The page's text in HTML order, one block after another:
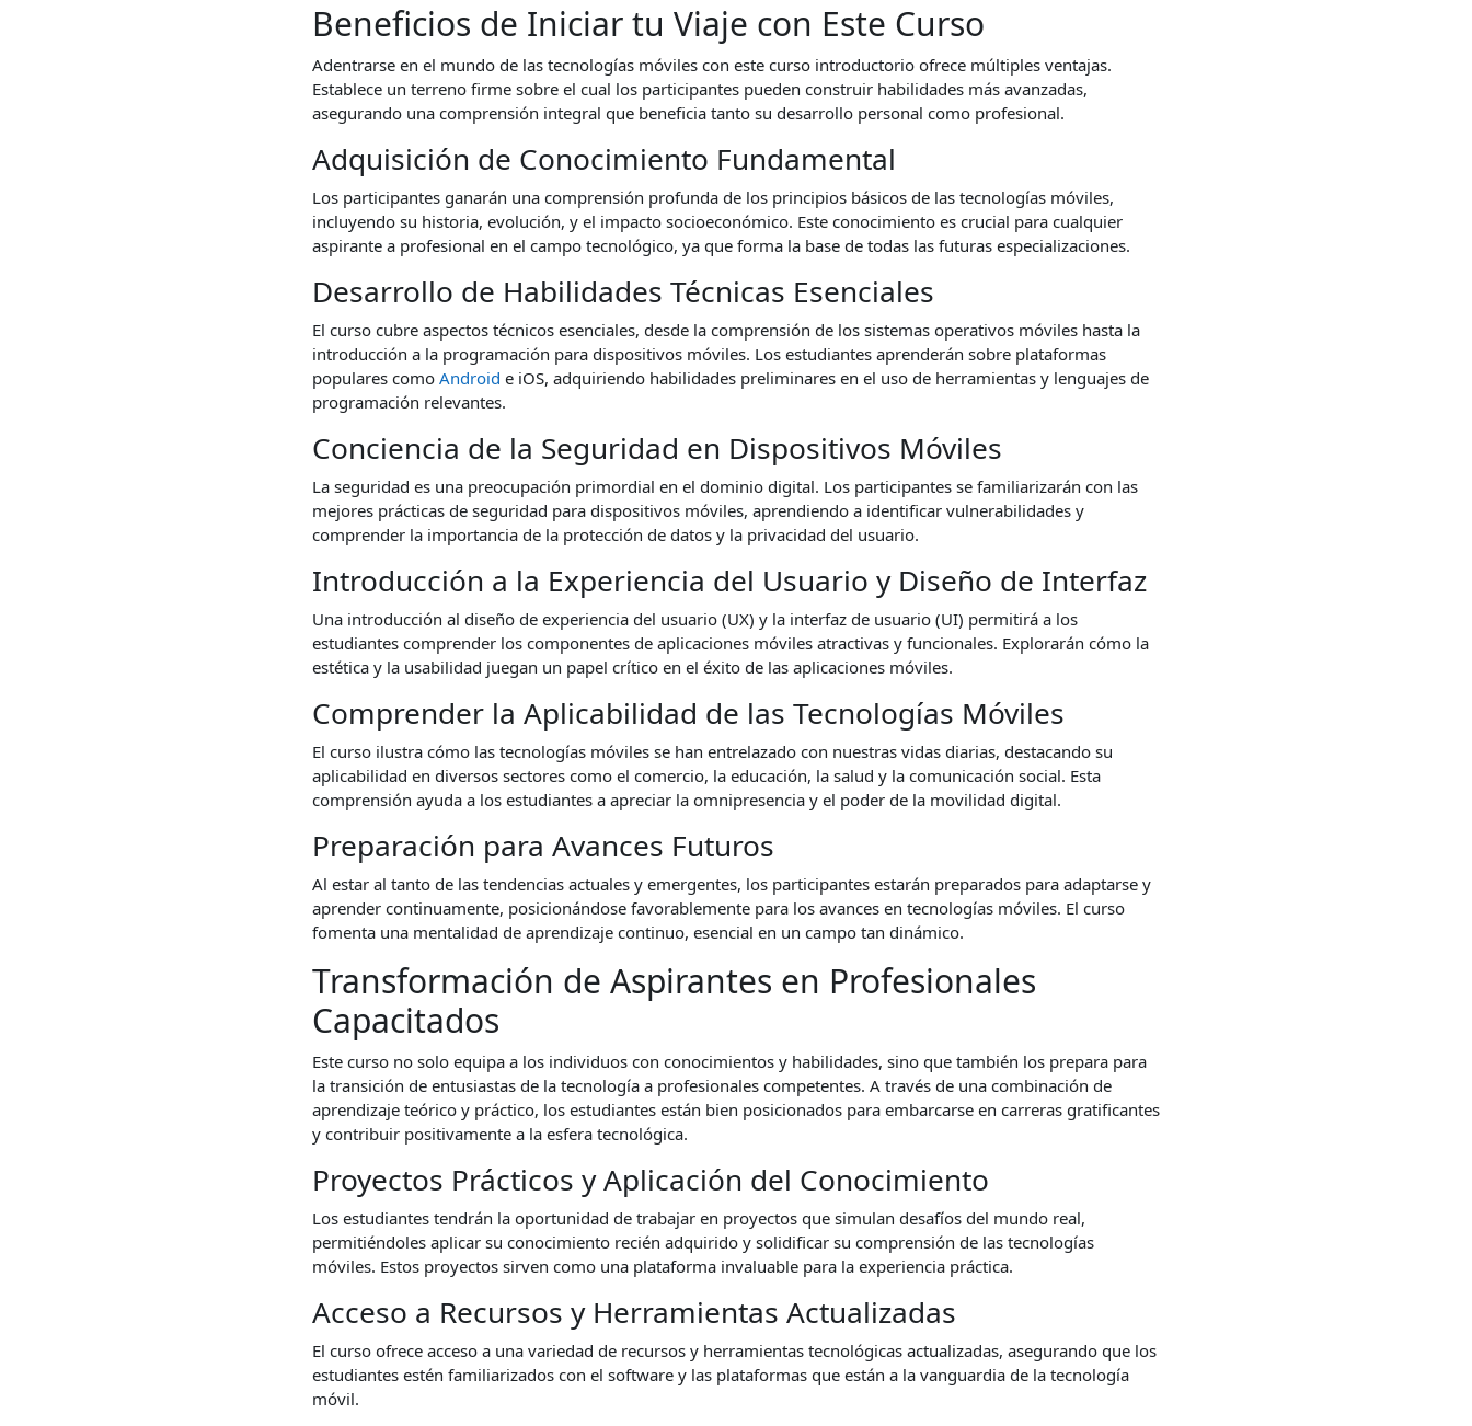
Beneficios de Iniciar tu Viaje con Este Curso
Adentrarse en el mundo de las tecnologías móviles con este curso introductorio ofrece múltiples ventajas.
Establece un terreno firme sobre el cual los participantes pueden construir habilidades más avanzadas,
asegurando una comprensión integral que beneficia tanto su desarrollo personal como profesional.
Adquisición de Conocimiento Fundamental
Los participantes ganarán una comprensión profunda de los principios básicos de las tecnologías móviles,
incluyendo su historia, evolución, y el impacto socioeconómico. Este conocimiento es crucial para cualquier
aspirante a profesional en el campo tecnológico, ya que forma la base de todas las futuras especializaciones.
Desarrollo de Habilidades Técnicas Esenciales
El curso cubre aspectos técnicos esenciales, desde la comprensión de los sistemas operativos móviles hasta la
introducción a la programación para dispositivos móviles. Los estudiantes aprenderán sobre plataformas
populares como Android e iOS, adquiriendo habilidades preliminares en el uso de herramientas y lenguajes de
programación relevantes.
Conciencia de la Seguridad en Dispositivos Móviles
La seguridad es una preocupación primordial en el dominio digital. Los participantes se familiarizarán con las
mejores prácticas de seguridad para dispositivos móviles, aprendiendo a identificar vulnerabilidades y
comprender la importancia de la protección de datos y la privacidad del usuario.
Introducción a la Experiencia del Usuario y Diseño de Interfaz
Una introducción al diseño de experiencia del usuario (UX) y la interfaz de usuario (UI) permitirá a los
estudiantes comprender los componentes de aplicaciones móviles atractivas y funcionales. Explorarán cómo la
estética y la usabilidad juegan un papel crítico en el éxito de las aplicaciones móviles.
Comprender la Aplicabilidad de las Tecnologías Móviles
El curso ilustra cómo las tecnologías móviles se han entrelazado con nuestras vidas diarias, destacando su
aplicabilidad en diversos sectores como el comercio, la educación, la salud y la comunicación social. Esta
comprensión ayuda a los estudiantes a apreciar la omnipresencia y el poder de la movilidad digital.
Preparación para Avances Futuros
Al estar al tanto de las tendencias actuales y emergentes, los participantes estarán preparados para adaptarse y
aprender continuamente, posicionándose favorablemente para los avances en tecnologías móviles. El curso
fomenta una mentalidad de aprendizaje continuo, esencial en un campo tan dinámico.
Transformación de Aspirantes en Profesionales
Capacitados
Este curso no solo equipa a los individuos con conocimientos y habilidades, sino que también los prepara para
la transición de entusiastas de la tecnología a profesionales competentes. A través de una combinación de
aprendizaje teórico y práctico, los estudiantes están bien posicionados para embarcarse en carreras gratificantes
y contribuir positivamente a la esfera tecnológica.
Proyectos Prácticos y Aplicación del Conocimiento
Los estudiantes tendrán la oportunidad de trabajar en proyectos que simulan desafíos del mundo real,
permitiéndoles aplicar su conocimiento recién adquirido y solidificar su comprensión de las tecnologías
móviles. Estos proyectos sirven como una plataforma invaluable para la experiencia práctica.
Acceso a Recursos y Herramientas Actualizadas
El curso ofrece acceso a una variedad de recursos y herramientas tecnológicas actualizadas, asegurando que los
estudiantes estén familiarizados con el software y las plataformas que están a la vanguardia de la tecnología
móvil.